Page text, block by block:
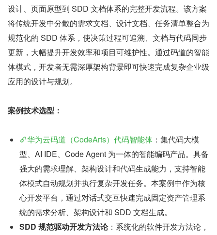
设计、页面原型到 SDD 文档体系的完整开发流程。该方案
将传统开发中分散的需求文档、设计文档、任务清单整合为
规范化的 SDD 体系，使决策过程可追溯、文档与代码同步
更新，大幅提升开发效率和项目可维护性。通过码道的智能
体模式，开发者无需深厚架构背景即可快速完成复杂企业级
应用的设计与规划。
案例技术选型：
华为云码道（CodeArts）代码智能体 ：集代码大模
型、AI IDE、Code Agent 为一体的智能编码产品。具备
强大的需求理解、架构设计和代码生成能力，支持智能
体模式自动规划并执行复杂开发任务。本案例中作为核
心开发平台，通过对话式交互快速完成固定资产管理系
统的需求分析、架构设计和 SDD 文档生成。
SDD 规范驱动开发方法论：系统化的软件开发方法论，